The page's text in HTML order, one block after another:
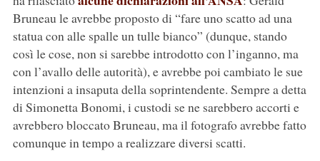
Bruneau le avrebbe proposto di “fare uno scatto ad una
statua con alle spalle un tulle bianco” (dunque, stando
così le cose, non si sarebbe introdotto con l’inganno, ma
con l’avallo delle autorità), e avrebbe poi cambiato le sue
intenzioni a insaputa della soprintendente. Sempre a detta
di Simonetta Bonomi, i custodi se ne sarebbero accorti e
avrebbero bloccato Bruneau, ma il fotografo avrebbe fatto
comunque in tempo a realizzare diversi scatti.